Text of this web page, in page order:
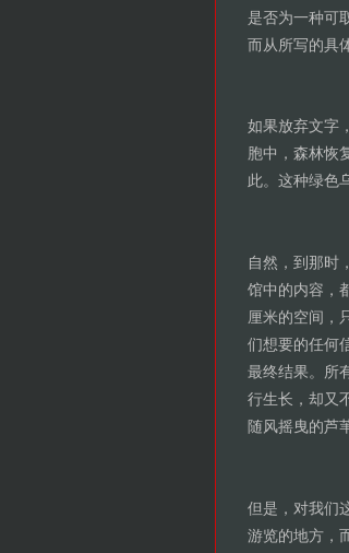
是否为一种可
而从所写的具
如果放弃文字
胞中，森林恢
此。这种绿色
自然，到那时
馆中的内容，
厘米的空间，
们想要的任何
最终结果。所
行生长，却又
随风摇曳的芦
但是，对我们
游览的地方，